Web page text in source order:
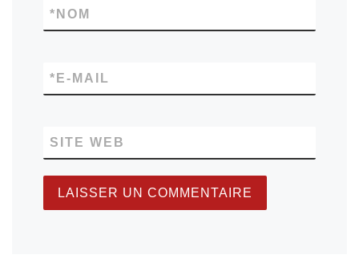
NOM
*
E-MAIL
*
SITE WEB